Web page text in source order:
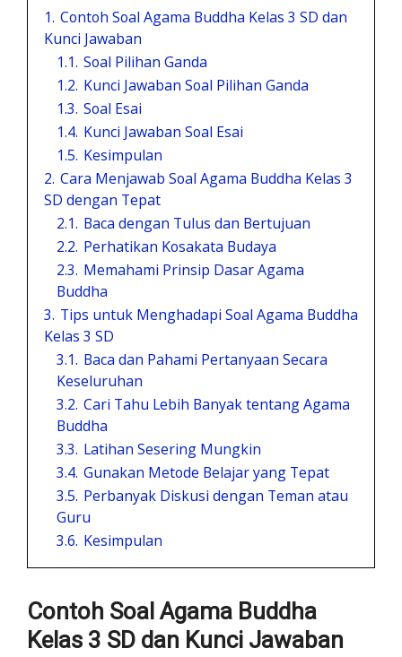
1. Contoh Soal Agama Buddha Kelas 3 SD dan
Kunci Jawaban
1.1. Soal Pilihan Ganda
1.2. Kunci Jawaban Soal Pilihan Ganda
1.3. Soal Esai
1.4. Kunci Jawaban Soal Esai
1.5. Kesimpulan
2. Cara Menjawab Soal Agama Buddha Kelas 3
SD dengan Tepat
2.1. Baca dengan Tulus dan Bertujuan
2.2. Perhatikan Kosakata Budaya
2.3. Memahami Prinsip Dasar Agama
Buddha
3. Tips untuk Menghadapi Soal Agama Buddha
Kelas 3 SD
3.1. Baca dan Pahami Pertanyaan Secara
Keseluruhan
3.2. Cari Tahu Lebih Banyak tentang Agama
Buddha
3.3. Latihan Sesering Mungkin
3.4. Gunakan Metode Belajar yang Tepat
3.5. Perbanyak Diskusi dengan Teman atau
Guru
3.6. Kesimpulan
Contoh Soal Agama Buddha
Kelas 3 SD dan Kunci Jawaban